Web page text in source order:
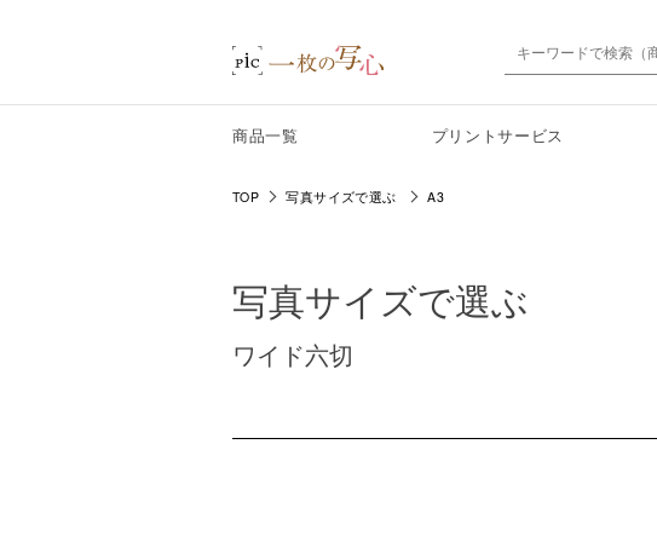
商品一覧 プリントサービス
TOP 写真サイズで選ぶ A3
写真サイズで選ぶ
ワイド六切